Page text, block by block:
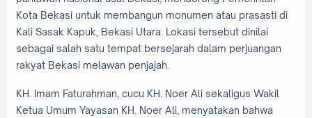
Kota Bekasi untuk membangun monumen atau prasasti di
Kali Sasak Kapuk, Bekasi Utara. Lokasi tersebut dinilai
sebagai salah satu tempat bersejarah dalam perjuangan
rakyat Bekasi melawan penjajah.
KH. Imam Faturahman, cucu KH. Noer Ali sekaligus Wakil
Ketua Umum Yayasan KH. Noer Ali, menyatakan bahwa